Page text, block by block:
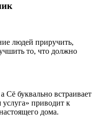
людей приручить,
то, что должно
Сё буквально встраивает
приводит к
дома.